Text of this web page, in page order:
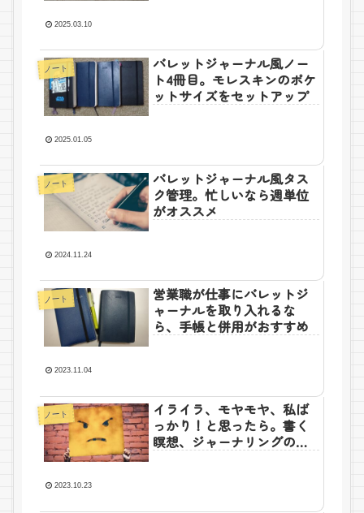
2025.03.10
ノート
バレットジャーナル風ノー
ト4冊目。モレスキンのポケ
ットサイズをセットアップ
2025.01.05
ノート
バレットジャーナル風タス
ク管理。忙しいなら週単位
がオススメ
2024.11.24
ノート
営業職が仕事にバレットジ
ャーナルを取り入れるな
ら、手帳と併用がおすすめ
2023.11.04
ノート
イライラ、モヤモヤ、私ば
っかり！と思ったら。書く
瞑想、ジャーナリングのス
2023.10.23